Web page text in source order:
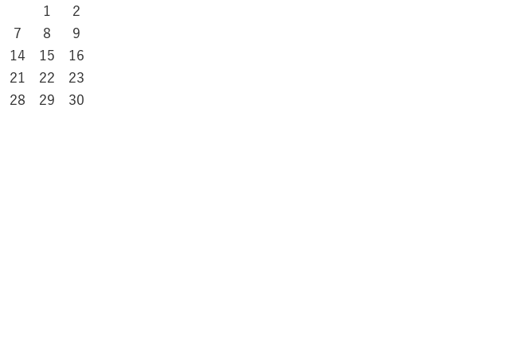
1
2
7 8
9
14 15
16
21 22
23
28 29
30